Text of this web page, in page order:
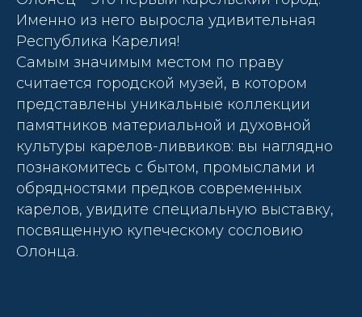
Именно из него выросла удивительная
Республика Карелия!
Самым значимым местом по праву
считается городской музей, в котором
представлены уникальные коллекции
памятников материальной и духовной
культуры карелов-ливвиков: вы наглядно
познакомитесь с бытом, промыслами и
обрядностями предков современных
карелов, увидите специальную выставку,
посвященную купеческому сословию
Олонца.